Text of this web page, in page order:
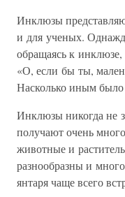
Инклюзы
и для ученых.
обращаясь к
«О, если бы ты,
Насколько иным
Инклюзы никогда не
получают очень
животные и
разнообразны и
янтаря чаще всего